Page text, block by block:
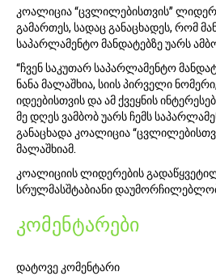
კოალიცია “ცვლილებისთვის”
გამართეს, სადაც განაცხადეს, რომ
საპარლამენტო მანდატებზე უარს
“ჩვენ საკუთარ საპარლამენტო
ნანა მალაშხია, სიის პირველი
იდეებისთვის და ამ ქვეყნის
მე დღეს ვამბობ უარს ჩემს
განაცხადა კოალიცია
მალაშხიამ.
კოალიციის ლიდერების
სრულმასშტაბიანი
კომენტარები
დატოვე კომენტარი